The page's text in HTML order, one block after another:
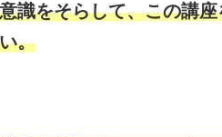
識をそらして、この講
。